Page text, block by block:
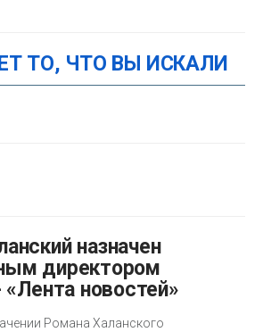
ТО, ЧТО ВЫ ИСКАЛИ
директором
«Лента новостей»
Романа Халанского